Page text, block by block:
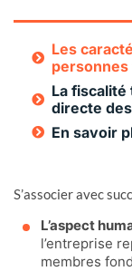
S’associer avec
L’aspect
l’entreprise
membres
Les
personnes
La
directe
En savoir